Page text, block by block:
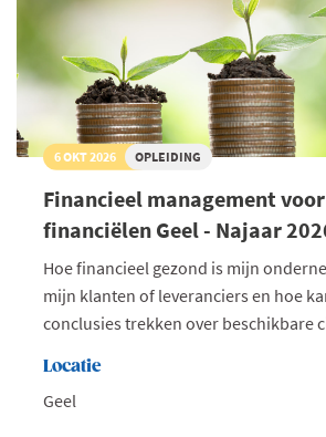
6 OKT 2026 OPLEIDING
Financieel management
financiëlen Geel - Najaar
Hoe financieel gezond is mijn
mijn klanten of leveranciers en hoe
conclusies trekken over beschikbare
Locatie
Geel